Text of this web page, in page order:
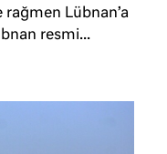
rağmen Lübnan’a
resmi...